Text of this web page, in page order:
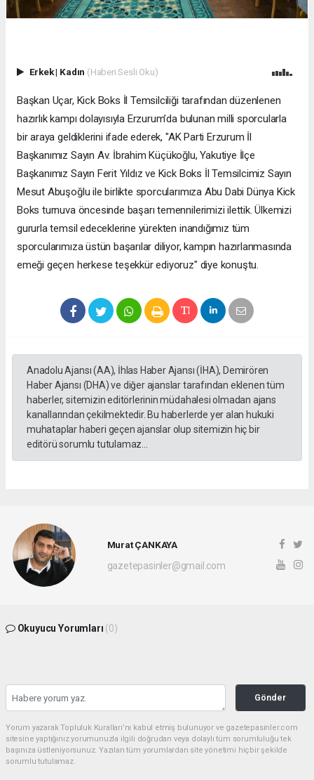
Erkek| Kadın (Haberi Sesli Oku)
Başkan Uçar, Kick Boks İl Temsilciliği tarafından düzenlenen
hazırlık kampı dolayısıyla Erzurum’da bulunan milli sporcularla
bir araya geldiklerini ifade ederek, "AK Parti Erzurum İl
Başkanımız Sayın Av. İbrahim Küçükoğlu, Yakutiye İlçe
Başkanımız Sayın Ferit Yıldız ve Kick Boks İl Temsilcimiz Sayın
Mesut Abuşoğlu ile birlikte sporcularımıza Abu Dabi Dünya Kick
Boks turnuva öncesinde başarı temennilerimizi ilettik. Ülkemizi
gururla temsil edeceklerine yürekten inandığımız tüm
sporcularımıza üstün başarılar diliyor, kampın hazırlanmasında
emeği geçen herkese teşekkür ediyoruz" diye konuştu.
Anadolu Ajansı (AA), İhlas Haber Ajansı (İHA), Demirören
Haber Ajansı (DHA) ve diğer ajanslar tarafından eklenen tüm
haberler, sitemizin editörlerinin müdahalesi olmadan ajans
kanallarından çekilmektedir. Bu haberlerde yer alan hukuki
muhataplar haberi geçen ajanslar olup sitemizin hiç bir
editörü sorumlu tutulamaz...
Murat ÇANKAYA
gazetepasinler@gmail.com
Okuyucu Yorumları (0)
Gönder
Yorum yazarak Topluluk Kuralları’nı kabul etmiş bulunuyor ve gazetepasinler.com
sitesine yaptığınız yorumunuzla ilgili doğrudan veya dolaylı tüm sorumluluğu tek
başınıza üstleniyorsunuz. Yazılan tüm yorumlardan site yönetimi hiçbir şekilde
sorumlu tutulamaz.